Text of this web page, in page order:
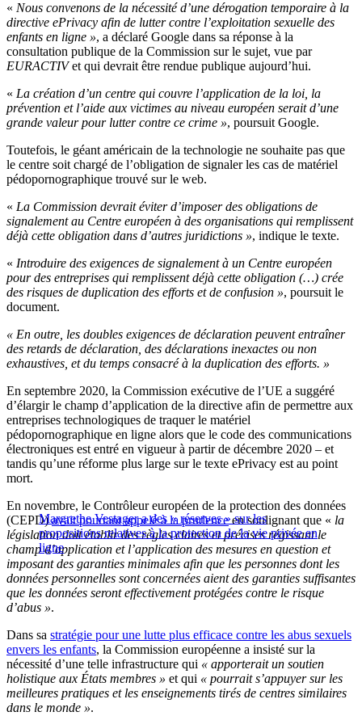
« Nous convenons de la nécessité d’une dérogation temporaire à la
directive ePrivacy afin de lutter contre l’exploitation sexuelle des
enfants en ligne », a déclaré Google dans sa réponse à la
consultation publique de la Commission sur le sujet, vue par
EURACTIVet qui devrait être rendue publique aujourd’hui.
« La création d’un centre qui couvre l’application de la loi, la
prévention et l’aide aux victimes au niveau européen serait d’une
grande valeur pour lutter contre ce crime », poursuit Google.
Toutefois, le géant américain de la technologie ne souhaite pas que
le centre soit chargé de l’obligation de signaler les cas de matériel
pédopornographique trouvé sur le web.
« La Commission devrait éviter d’imposer des obligations de
signalement au Centre européen à des organisations qui remplissent
déjà cette obligation dans d’autres juridictions », indique le texte.
« Introduire des exigences de signalement à un Centre européen
pour des entreprises qui remplissent déjà cette obligation (…) crée
des risques de duplication des efforts et de confusion », poursuit le
document.
« En outre, les doubles exigences de déclaration peuvent entraîner
des retards de déclaration, des déclarations inexactes ou non
exhaustives, et du temps consacré à la duplication des efforts. »
En septembre 2020, la Commission exécutive de l’UE a suggéré
d’élargir le champ d’application de la directive afin de permettre aux
entreprises technologiques de traquer le matériel
pédopornographique en ligne alors que le code des communications
électroniques est entré en vigueur à partir de décembre 2020 – et
tandis qu’une réforme plus large sur le texte ePrivacy est au point
mort.
Margrethe Vestager a des « réserves » sur les
propositions relatives à la protection de la vie privée en
ligne
En novembre, le Contrôleur européen de la protection des données
(CEPD)avait pourtant appelé à la prudenceen soulignant que « la
législation doit établir des règles claires et précises régissant le
champ d’application et l’application des mesures en question et
imposant des garanties minimales afin que les personnes dont les
données personnelles sont concernées aient des garanties suffisantes
que les données seront effectivement protégées contre le risque
d’abus ».
Dans sa stratégie pour une lutte plus efficace contre les abus sexuels
envers les enfants, la Commission européenne a insisté sur la
nécessité d’une telle infrastructure qui « apporterait un soutien
holistique aux États membres » et qui « pourrait s’appuyer sur les
meilleures pratiques et les enseignements tirés de centres similaires
dans le monde ».